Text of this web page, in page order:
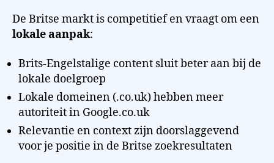
De Britse markt is competitief en vraagt om een
lokale aanpak:
Brits-Engelstalige content sluit beter aan bij de
lokale doelgroep
Lokale domeinen (.co.uk) hebben meer
autoriteit in Google.co.uk
Relevantie en context zijn doorslaggevend
voor je positie in de Britse zoekresultaten